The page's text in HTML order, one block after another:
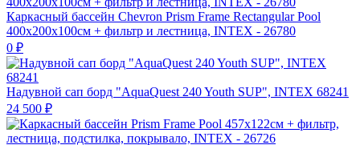
Каркасный бассейн Chevron Prism Frame Rectangular Pool
400х200х100см + фильтр и лестница, INTEX - 26780
0 ₽
Надувной сап борд "AquaQuest 240 Youth SUP", INTEX 68241
24 500 ₽